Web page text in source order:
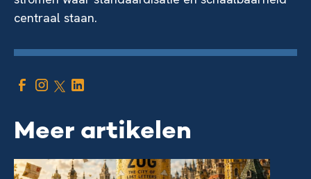
centraal staan.
Meer artikelen